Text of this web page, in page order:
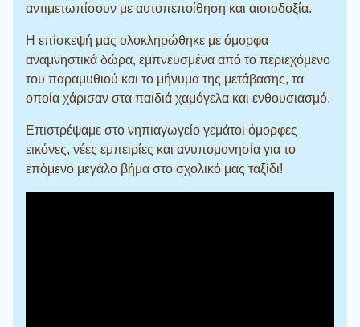
αντιμετωπίσουν με αυτοπεποίθηση και αισιοδοξία.
Η επίσκεψή μας ολοκληρώθηκε με όμορφα
αναμνηστικά δώρα, εμπνευσμένα από το περιεχόμενο
του παραμυθιού και το μήνυμα της μετάβασης, τα
οποία χάρισαν στα παιδιά χαμόγελα και ενθουσιασμό.
Επιστρέψαμε στο νηπιαγωγείο γεμάτοι όμορφες
εικόνες, νέες εμπειρίες και ανυπομονησία για το
επόμενο μεγάλο βήμα στο σχολικό μας ταξίδι!